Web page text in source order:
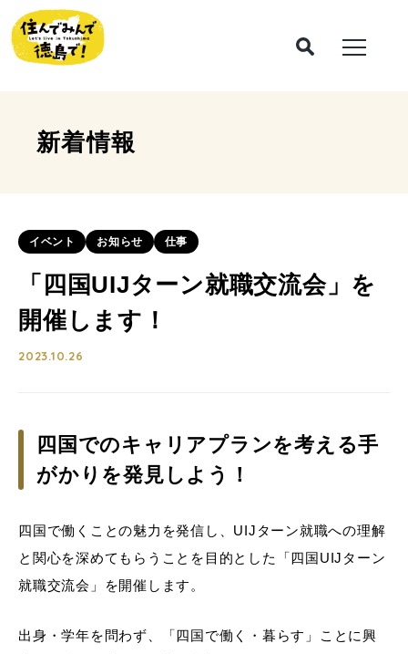
新着情報
イベント お知らせ 仕事
「四国UIJターン就職交流会」を
開催します！
2023.10.26
四国でのキャリアプランを考える手
がかりを発見しよう！
四国で働くことの魅力を発信し、UIJターン就職への理解
と関心を深めてもらうことを目的とした「四国UIJターン
就職交流会」を開催します。
出身・学年を問わず、「四国で働く・暮らす」ことに興